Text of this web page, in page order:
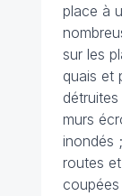
place à
sur les
quais et
détruites
murs
inondés ;
routes